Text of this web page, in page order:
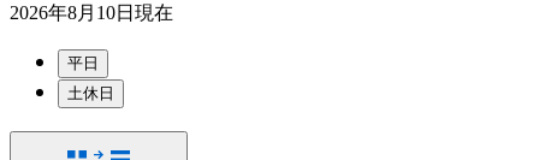
2026年8月10日 現在
平日
土休日